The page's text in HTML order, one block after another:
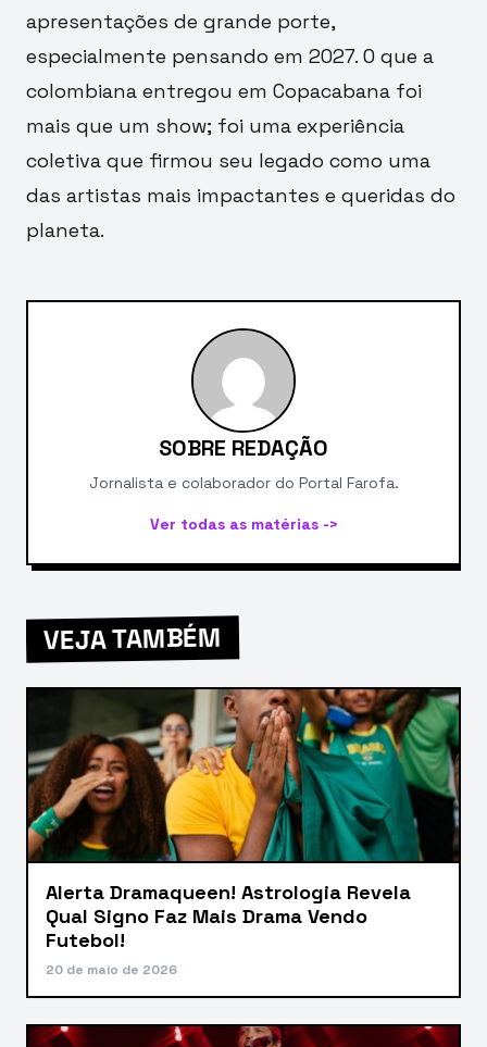
apresentações de grande porte,
especialmente pensando em 2027. O que a
colombiana entregou em Copacabana foi
mais que um show; foi uma experiência
coletiva que firmou seu legado como uma
das artistas mais impactantes e queridas do
planeta.
SOBRE REDAÇÃO
Jornalista e colaborador do Portal Farofa.
Ver todas as matérias ->
VEJA TAMBÉM
Alerta Dramaqueen! Astrologia Revela
Qual Signo Faz Mais Drama Vendo
Futebol!
20 de maio de 2026